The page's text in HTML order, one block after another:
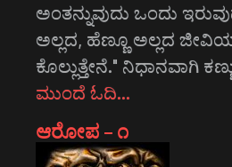
ಅಂತನ್ನುವುದು ಒಂದು
ಅಲ್ಲದ, ಹೆಣ್ಣೂ ಅಲ್ಲದ
ಕೊಲ್ಲುತ್ತೇನೆ." ನಿಧಾನವಾಗಿ
ಮುಂದೆ ಓದಿ…
ಆರೋಪ – ೧